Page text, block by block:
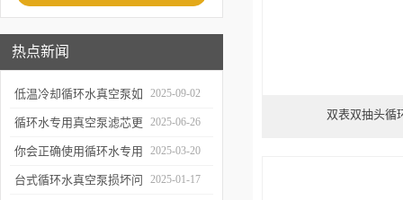
热点新闻
低温冷却循环水真空泵如
何提升制冷与真空效率？
2025-09-02
循环水专用真空泵滤芯更
换周期：基于水质污染度
的判断方法
2025-06-26
你会正确使用循环水专用
真空泵吗？
2025-03-20
台式循环水真空泵损坏问 2025-01-17
双表双抽头循